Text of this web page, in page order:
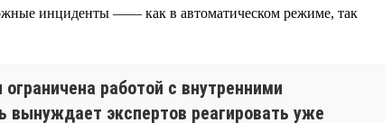
инциденты —— как в автоматическом режиме, так
работой с внутренними
экспертов реагировать уже